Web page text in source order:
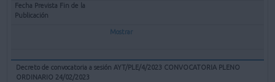
Mostrar
Decreto de convocatoria a sesión AYT/PLE/4/2023 CONVOCATORIA PLENO
ORDINARIO 24/02/2023